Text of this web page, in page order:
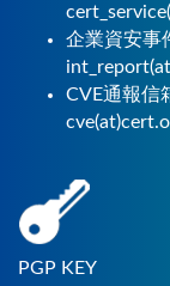
企業資安事
CVE通報信
PGP KEY